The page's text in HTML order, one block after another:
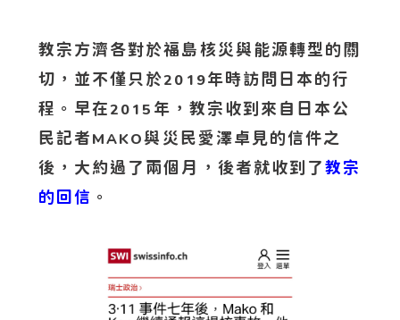
教宗方濟各對於福島核災與能源轉型的關
切，並不僅只於2019年時訪問日本的行
程。早在2015 年，教宗收到來自日本公
民記者 MAKO與災民愛澤卓見的信件之
後，大約過了兩個月，後者就收到了教宗
的回信 。